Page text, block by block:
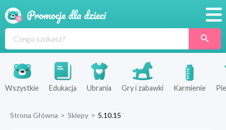
Produkty
Sklepy
Wszystkie Edukacja Ubrania Gry i zabawki Karmienie
Strona Główna > Sklepy > 5.10.15